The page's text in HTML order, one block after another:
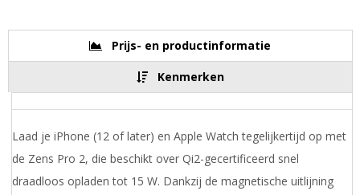
Prijs- en productinformatie
Kenmerken
Laad je iPhone (12 of later) en Apple Watch tegelijkertijd op met
de Zens Pro 2, die beschikt over Qi2-gecertificeerd snel
draadloos opladen tot 15 W. Dankzij de magnetische uitlijning